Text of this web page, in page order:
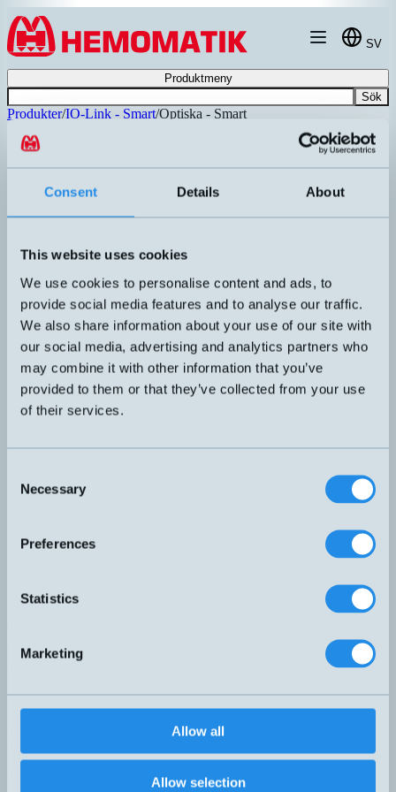
Consent Details About
This website uses cookies
We use cookies to personalise content and ads, to
provide social media features and to analyse our traffic.
We also share information about your use of our site with
our social media, advertising and analytics partners who
may combine it with other information that you’ve
provided to them or that they’ve collected from your use
of their services.
Selection
Necessary
Preferences
Statistics
Marketing
Allow all
Allow selection
Hoppa till innehållet
SV
Produktmeny
Sök
Produkter/IO-Link - Smart/Optiska - Smart
Optiska - Smart
Artikelnummer Info
display.
IDDR-M18MP-NMS-A0
Avancerad Smart Digital mätning
10...150 mm. Kompakt cylindriskt
rostfritt stål. Rött ljus.
Avancerad Smart Digital mätning
Hittar du inte den givare du söker?
Ring 08-7713580 eller eposta på
så hjälper vi
Hemomatik AB (HQ)
142 50 Skogås
Sverige